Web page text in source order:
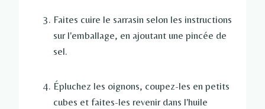
Faites cuire le sarrasin selon les instructions
sur l'emballage, en ajoutant une pincée de
sel.
Épluchez les oignons, coupez-les en petits
cubes et faites-les revenir dans l'huile